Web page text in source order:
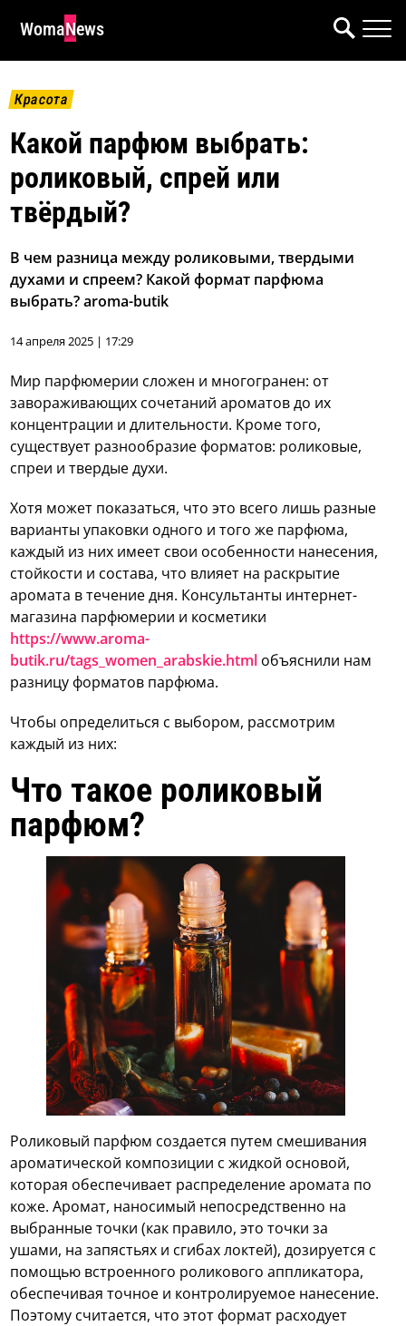
WomaNews
Красота
Какой парфюм выбрать:
роликовый, спрей или
твёрдый?
В чем разница между роликовыми, твердыми
духами и спреем? Какой формат парфюма
выбрать? aroma-butik
14 апреля 2025 | 17:29
Мир парфюмерии сложен и многогранен: от
завораживающих сочетаний ароматов до их
концентрации и длительности. Кроме того,
существует разнообразие форматов: роликовые,
спреи и твердые духи.
Хотя может показаться, что это всего лишь разные
варианты упаковки одного и того же парфюма,
каждый из них имеет свои особенности нанесения,
стойкости и состава, что влияет на раскрытие
аромата в течение дня. Консультанты интернет-
магазина парфюмерии и косметики
https://www.aroma-
butik.ru/tags_women_arabskie.html объяснили нам
разницу форматов парфюма.
Чтобы определиться с выбором, рассмотрим
каждый из них:
Что такое роликовый
парфюм?
Роликовый парфюм создается путем смешивания
ароматической композиции с жидкой основой,
которая обеспечивает распределение аромата по
коже. Аромат, наносимый непосредственно на
выбранные точки (как правило, это точки за
ушами, на запястьях и сгибах локтей), дозируется с
помощью встроенного роликового аппликатора,
обеспечивая точное и контролируемое нанесение.
Поэтому считается, что этот формат расходует